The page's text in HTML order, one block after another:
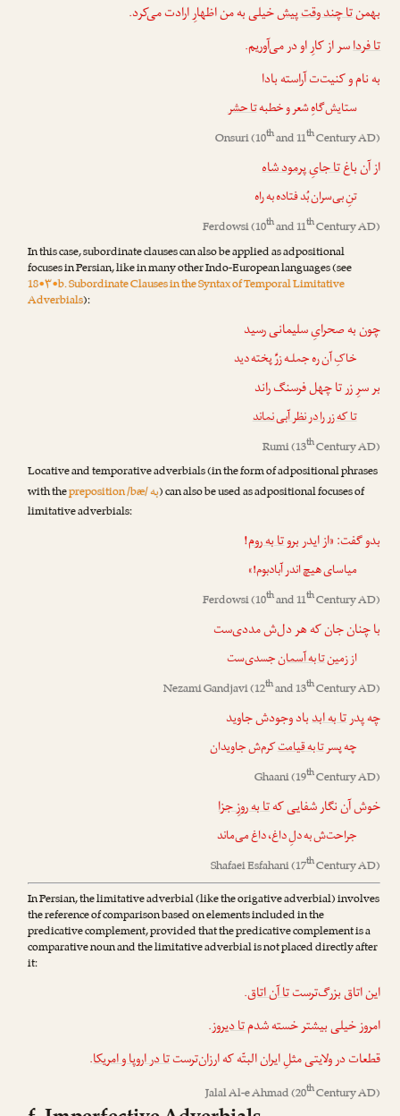
بهمنتا چند وقت پیشخیلی به من اظهارِ ارادت می‌کرد.
تا فرداسر از کارِ او در می‌آوریم.
به نام و کنیت‌ت آراسته بادا
ستایش‌گاهِ شعر و خطبهتا حشر
Onsuri(10thand 11thCentury AD)
از آن باغتا جایِ پرمود شاه
تنِ بی‌سران بُد فتاده به راه
Ferdowsi(10thand 11thCentury AD)
In this case, subordinate clauses can also be applied as adpositional
focuses in Persian, like in many other Indo-European languages (see
18•۳•b. Subordinate Clauses in the Syntax of Temporal Limitative
Adverbials):
چون به صحرایِ سلیمانی رسید
خاکِ آن ره جملـه زرِّ پخته دید
بر سرِ زر تا چهل فرسنگ راند
تا که زر را در نظر آبی نماند
Rumi(13thCentury AD)
Locative and temporative adverbials (in the form of adpositional phrases
with thepreposition /bæ/به) can also be used as adpositional focuses of
limitative adverbials:
بدو گفت: «از ایدر بروتا به روم!
میاسای هیچ اندر آبادبوم!»
Ferdowsi(10thand 11thCentury AD)
با چنان جان که هر دل‌ش مددی‌ست
از زمینتا به آسمانجسدی‌ست
Nezami Gandjavi(12thand 13thCentury AD)
چه پدرتا به ابدباد وجودش جاوید
چه پسرتا به قیامتکرم‌ش جاویدان
Ghaani(19thCentury AD)
خوش آن نگار شفایی کهتا به روزِ جزا
جراحت‌ش به دلِ داغ، داغ می‌ماند
Shafaei Esfahani(17thCentury AD)
In Persian, the limitative adverbial (like the origative adverbial) involves
the reference of comparison based on elements included in the
predicative complement, provided that the predicative complement is a
comparative noun and the limitative adverbial is not placed directly after
it:
این اتاق بزرگ‌ترستتا آن اتاق.
امروز خیلی بیشتر خسته شدمتا دیروز.
قطعات در ولایتی مثلِ ایران البتّه که ارزان‌ترستتا در اروپا و امریکا.
Jalal Al-e Ahmad(20thCentury AD)